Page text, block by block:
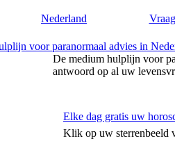
Nederland
De medium hulplijn voor
antwoord op al uw
Elke dag gratis uw
Klik op uw sterrenbeeld